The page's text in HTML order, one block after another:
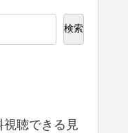
検索
聴できる見